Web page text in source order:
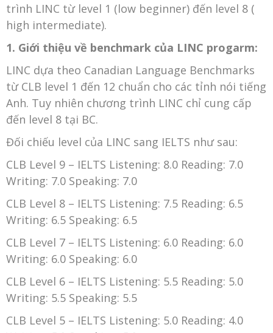
trình LINC từ level 1 (low beginner) đến level 8 (
high intermediate).
1. Giới thiệu về benchmark của LINC progarm:
LINC dựa theo Canadian Language Benchmarks
từ CLB level 1 đến 12 chuẩn cho các tỉnh nói tiếng
Anh. Tuy nhiên chương trình LINC chỉ cung cấp
đến level 8 tại BC.
Đối chiếu level của LINC sang IELTS như sau:
CLB Level 9 – IELTS Listening: 8.0 Reading: 7.0
Writing: 7.0 Speaking: 7.0
CLB Level 8 – IELTS Listening: 7.5 Reading: 6.5
Writing: 6.5 Speaking: 6.5
CLB Level 7 – IELTS Listening: 6.0 Reading: 6.0
Writing: 6.0 Speaking: 6.0
CLB Level 6 – IELTS Listening: 5.5 Reading: 5.0
Writing: 5.5 Speaking: 5.5
CLB Level 5 – IELTS Listening: 5.0 Reading: 4.0